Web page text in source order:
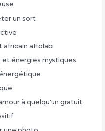
un sort
africain affolabi
et énergies mystiques
à quelqu'un gratuit